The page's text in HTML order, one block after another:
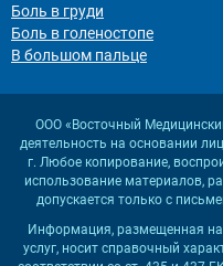
Боль в груди
Боль в голеностопе
В большом пальце
ООО «Восточный
деятельность на основании
г. Любое копирование,
использование материалов,
допускается только с
Информация, размещенная на
услуг, носит справочный